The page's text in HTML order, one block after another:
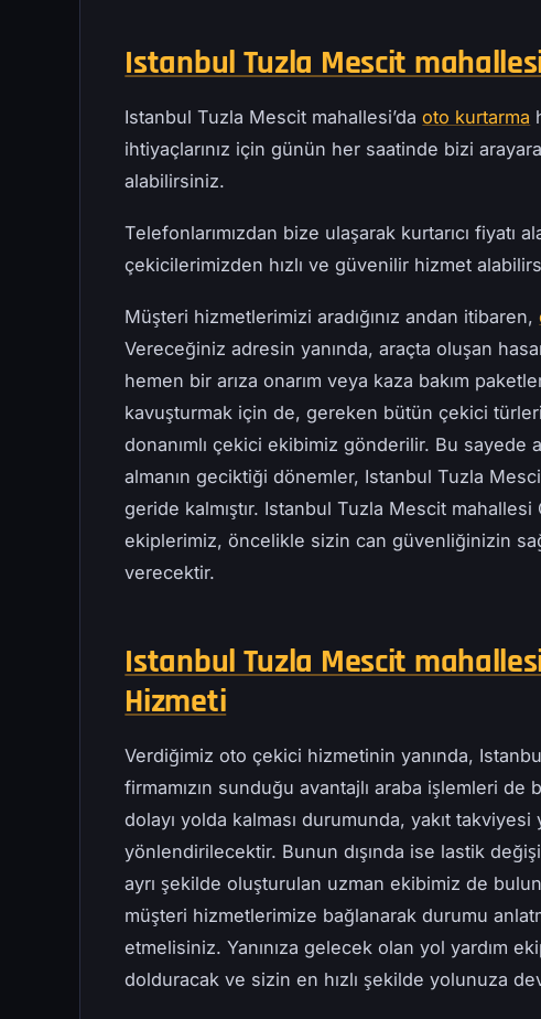
Istanbul Tuzla Mescit
Istanbul Tuzla Mescit mahallesi’daoto kurtarma
ihtiyaçlarınız için günün her saatinde bizi
alabilirsiniz.
Telefonlarımızdan bize ulaşarak kurtarıcı fiyatı
çekicilerimizden hızlı ve güvenilir hizmet
Müşteri hizmetlerimizi aradığınız andan itibaren,
Vereceğiniz adresin yanında, araçta oluşan
hemen bir arıza onarım veya kaza bakım
kavuşturmak için de, gereken bütün çekici
donanımlı çekici ekibimiz gönderilir. Bu
almanın geciktiği dönemler, Istanbul Tuzla
geride kalmıştır. Istanbul Tuzla Mescit
ekiplerimiz, öncelikle sizin can güvenliğinizin
verecektir.
Istanbul Tuzla Mescit
Hizmeti
Verdiğimiz oto çekici hizmetinin yanında,
firmamızın sunduğu avantajlı araba işlemleri de
dolayı yolda kalması durumunda, yakıt
yönlendirilecektir. Bunun dışında ise lastik
ayrı şekilde oluşturulan uzman ekibimiz de
müşteri hizmetlerimize bağlanarak durumu
etmelisiniz. Yanınıza gelecek olan yol yardım
dolduracak ve sizin en hızlı şekilde yolunuza